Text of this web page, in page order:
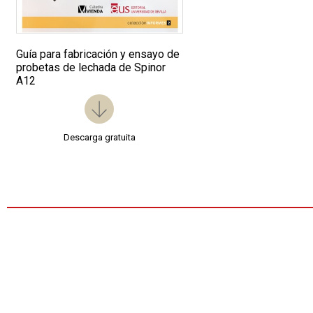
Guía para fabricación y ensayo de
probetas de lechada de Spinor
A12
Descarga gratuita